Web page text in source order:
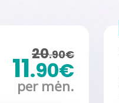
20.90€
11.90€
per mėn.